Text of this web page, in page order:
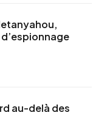
au-delà des